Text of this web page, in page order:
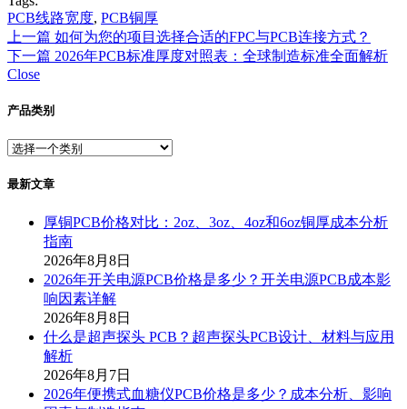
PCB线路宽度, PCB铜厚
上一篇 如何为您的项目选择合适的FPC与PCB连接方式？
下一篇 2026年PCB标准厚度对照表：全球制造标准全面解析
Close
产品类别
最新文章
厚铜PCB价格对比：2oz、3oz、4oz和6oz铜厚成本分析
指南
2026年8月8日
2026年开关电源PCB价格是多少？开关电源PCB成本影
响因素详解
2026年8月8日
什么是超声探头 PCB？超声探头PCB设计、材料与应用
解析
2026年8月7日
2026年便携式血糖仪PCB价格是多少？成本分析、影响